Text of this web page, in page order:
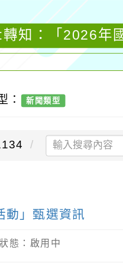
知：「2026年
： 新聞類型
動」甄選資訊
態：啟用中